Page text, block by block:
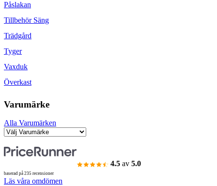
Påslakan
Tillbehör Säng
Trädgård
Tyger
Vaxduk
Överkast
Varumärke
Alla Varumärken
4.5 av 5.0
baserad på 235 recensioner
Läs våra omdömen